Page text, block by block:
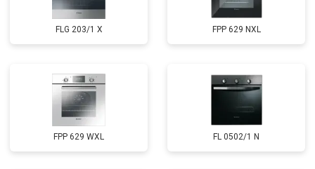
FLG 203/1 X FPP 629 NXL
FPP 629 WXL FL 0502/1 N